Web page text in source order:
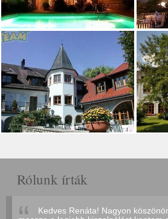
Rólunk írták
Kedves Renáta! Nagyon